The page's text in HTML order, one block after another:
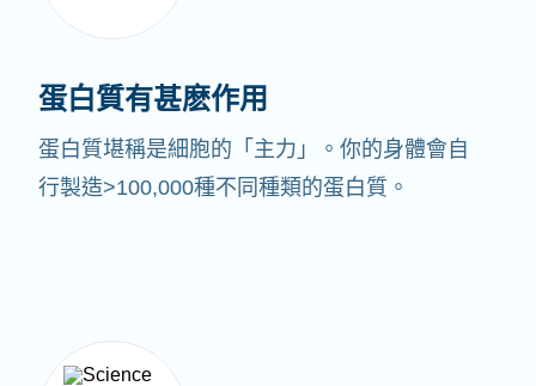
蛋白質有甚麽作用
蛋白質堪稱是細胞的「主力」。你的身體會自
行製造>100,000種不同種類的蛋白質。